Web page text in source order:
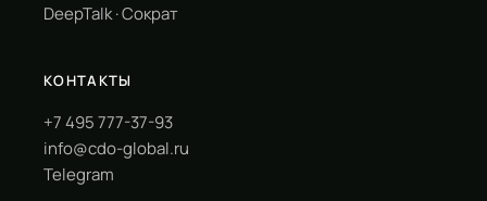
DeepTalk · Сократ
КОНТАКТЫ
+7 495 777-37-93
info@cdo-global.ru
Telegram